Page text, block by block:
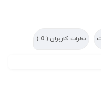
نظرات کاربران ( 0
)